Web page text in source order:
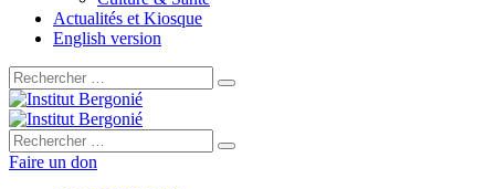
Actualités et Kiosque
English version
Rechercher :
Rechercher :
Faire un don